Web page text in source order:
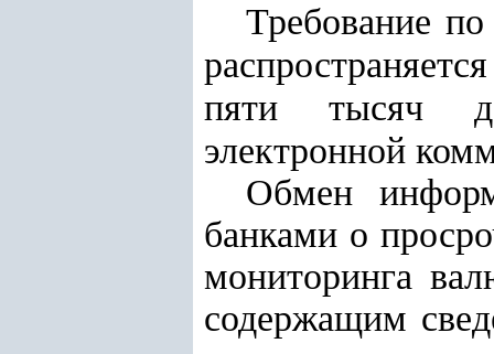
Требование
пяти тысяч
электронной
Обмен
банками о
мониторинга
содержащим